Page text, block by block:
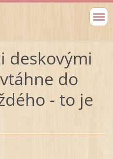
deskovými
do
- to je